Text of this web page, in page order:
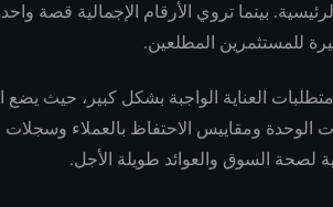
بينما تروي الأرقام الإجمالية
للمستثمرين المطلعين.
العناية الواجبة بشكل كبير، حيث يضع
الوحدة ومقاييس الاحتفاظ بالعملاء وسجلات
لصحة السوق والعوائد طويلة الأجل.